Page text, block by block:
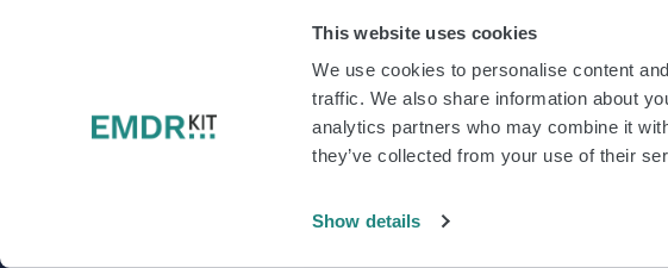
This website uses cookies
We use cookies to personalise content
traffic. We also share information about
analytics partners who may combine it
they’ve collected from your use of their
Show details
Reseñas de Trustpilot
Síganos